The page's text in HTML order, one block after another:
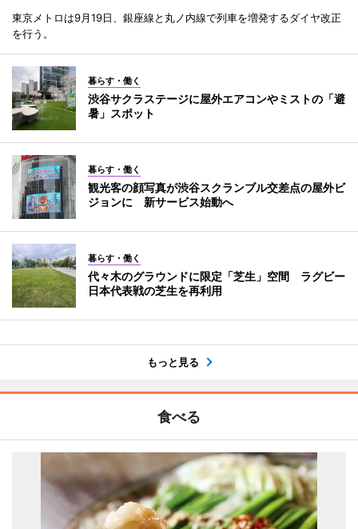
東京メトロは9月19日、銀座線と丸ノ内線で列車を増発するダイヤ改正
を行う。
暮らす・働く
渋谷サクラステージに屋外エアコンやミストの「避
暑」スポット
暮らす・働く
観光客の顔写真が渋谷スクランブル交差点の屋外ビ
ジョンに 新サービス始動へ
暮らす・働く
代々木のグラウンドに限定「芝生」空間 ラグビー
日本代表戦の芝生を再利用
もっと見る
食べる